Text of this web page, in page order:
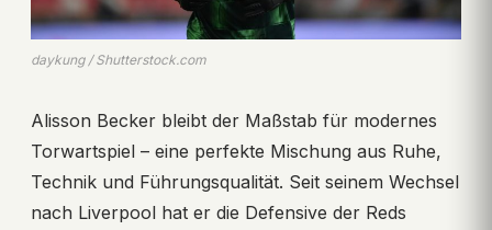
daykung / Shutterstock.com
Alisson Becker bleibt der Maßstab für modernes
Torwartspiel – eine perfekte Mischung aus Ruhe,
Technik und Führungsqualität. Seit seinem Wechsel
nach Liverpool hat er die Defensive der Reds